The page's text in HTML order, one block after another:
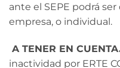
ante el SEPE podrá
empresa, o individual.
A TENER EN
inactividad por ERTE